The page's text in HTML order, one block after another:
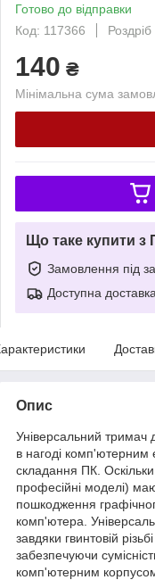
Готово до відправки
Код: 117366
Роздріб
140 ₴
Мінімальна сума
Що таке купити з
Замовлення під
Доступна доставка
Опис
Універсальний тримач
в нагоді комп'ютерним
складання ПК. Оскільки
професійні моделі)
пошкодження
комп'ютера.
завдяки гвинтовій
забезпечуючи
комп'ютерним